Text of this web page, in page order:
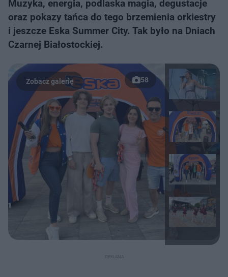
Muzyka, energia, podlaska magia, degustacje
oraz pokazy tańca do tego brzemienia orkiestry
i jeszcze Eska Summer City. Tak było na Dniach
Czarnej Białostockiej.
58